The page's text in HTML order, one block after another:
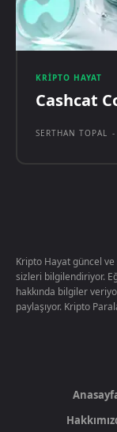
KRIPTO HAYAT
Cashcat
SERTHAN TOPAL -
Kripto Hayat güncel
sizleri bilgilendiriyor.
hakkında bilgiler
paylaşıyor. Kripto